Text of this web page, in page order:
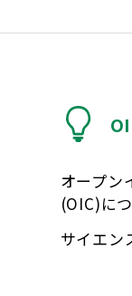
オープン
(OIC)に
サイエン